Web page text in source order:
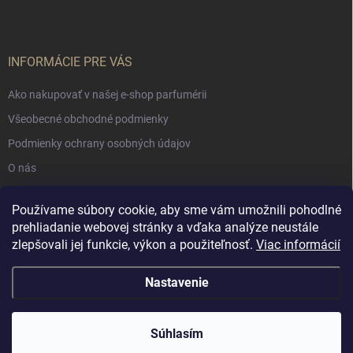
Používame súbory cookie, aby sme vám umožnili pohodlné
prehliadanie webovej stránky a vďaka analýze neustále
zlepšovali jej funkcie, výkon a použiteľnosť. Viac informácií
Nastavenie
Súhlasím
INFORMÁCIE PRE VÁS
Ako nakupovať v našej e-shop parfumérii
Všeobecné obchodné podmienky
Podmienky ochrany osobných údajov
O nás
NÁKUPNÝ KOŠÍK
0 ks /€0
Muschio Perfumery